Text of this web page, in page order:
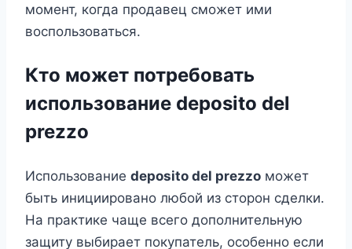
момент, когда продавец сможет ими
воспользоваться.
Кто может потребовать
использование deposito del
prezzo
Использование deposito del prezzo может
быть инициировано любой из сторон сделки.
На практике чаще всего дополнительную
защиту выбирает покупатель, особенно если